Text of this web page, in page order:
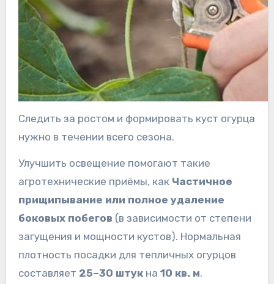
Следить за ростом и формировать куст огурца
нужно в течении всего сезона.
Улучшить освещение помогают такие
агротехнические приёмы, как Частичное
прищипывание или полное удаление
боковых побегов (в зависимости от степени
загущения и мощности кустов). Нормальная
плотность посадки для тепличных огурцов
составляет 25–30 штукна 10 кв. м.